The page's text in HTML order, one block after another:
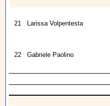
21 Larissa Volpentesta
22 Gabriele Paolino